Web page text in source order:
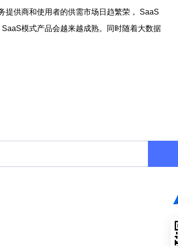
提供商和使用者的供需市场日趋繁荣， SaaS
模式产品会越来越成熟。同时随着大数据